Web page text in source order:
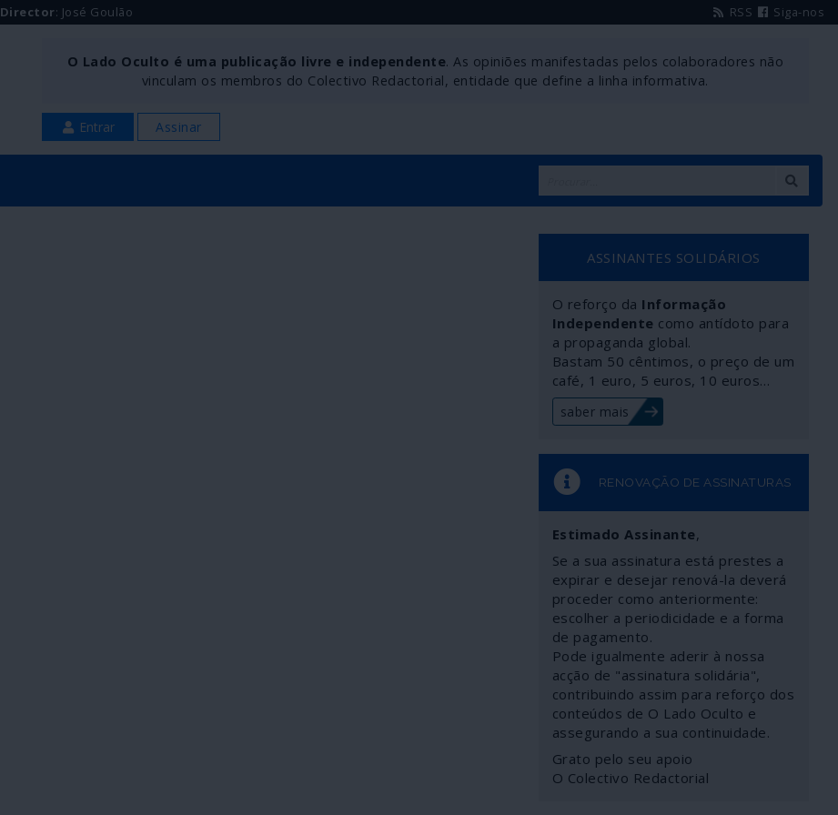
Director: José Goulão RSS Siga-nos
O Lado Oculto é uma publicação livre e independente. As opiniões manifestadas pelos colaboradores não
vinculam os membros do Colectivo Redactorial, entidade que define a linha informativa.
Entrar Assinar
ASSINANTES SOLIDÁRIOS
O reforço da Informação
Independente como antídoto para
a propaganda global.
Bastam 50 cêntimos, o preço de um
café, 1 euro, 5 euros, 10 euros…
saber mais
RENOVAÇÃO DE ASSINATURAS
Estimado Assinante,
Se a sua assinatura está prestes a
expirar e desejar renová-la deverá
proceder como anteriormente:
escolher a periodicidade e a forma
de pagamento.
Pode igualmente aderir à nossa
acção de "assinatura solidária",
contribuindo assim para reforço dos
conteúdos de O Lado Oculto e
assegurando a sua continuidade.
Grato pelo seu apoio
O Colectivo Redactorial